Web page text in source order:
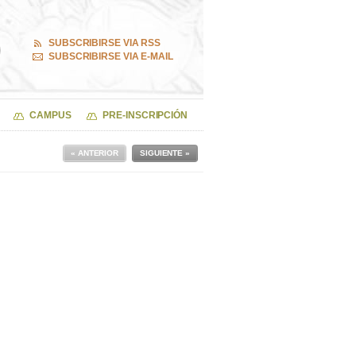
SUBSCRIBIRSE VIA RSS
SUBSCRIBIRSE VIA E-MAIL
CAMPUS PRE-INSCRIPCIÓN
SIGUIENTE »
« ANTERIOR